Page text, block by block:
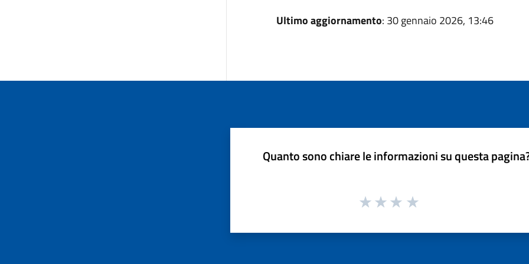
Ultimo aggiornamento: 30 gennaio 2026, 13:46
Quanto sono chiare le informazioni su questa